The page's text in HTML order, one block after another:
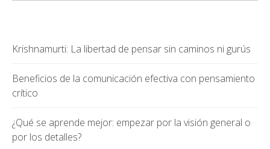
Krishnamurti: La libertad de pensar sin caminos ni gurús
Beneficios de la comunicación efectiva con pensamiento
crítico
¿Qué se aprende mejor: empezar por la visión general o
por los detalles?